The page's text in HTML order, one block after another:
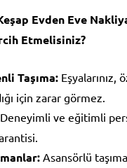
Evden Eve
Etmelisiniz?
Taşıma: Eşyalarınız,
için zarar görmez.
Deneyimli ve eğitimli
Asansörlü